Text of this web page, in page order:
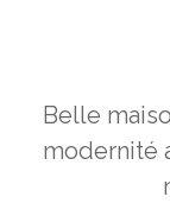
Belle
modernité